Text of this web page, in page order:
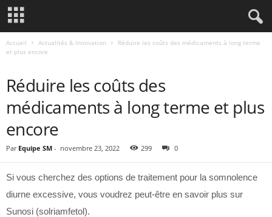
Accueil Actualités & Innovation
Réduire les coûts des médicaments à long terme
et plus encore
Réduire les coûts des
médicaments à long terme et plus
encore
Par Equipe SM - novembre 23, 2022 299 0
Si vous cherchez des options de traitement pour la somnolence
diurne excessive, vous voudrez peut-être en savoir plus sur
Sunosi (solriamfetol).